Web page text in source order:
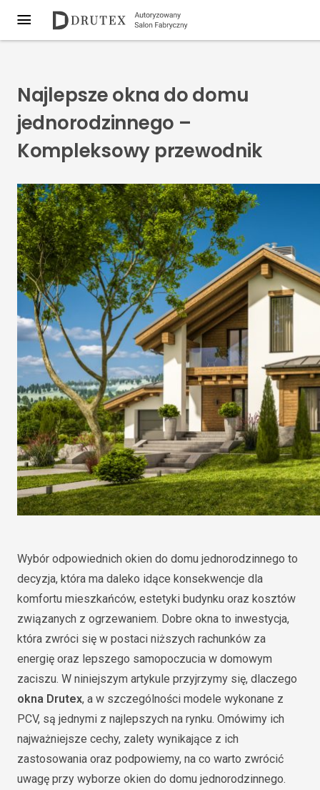
Najlepsze okna do domu
jednorodzinnego –
Kompleksowy przewodnik
Wybór odpowiednich okien do domu jednorodzinnego to
decyzja, która ma daleko idące konsekwencje dla
komfortu mieszkańców, estetyki budynku oraz kosztów
związanych z ogrzewaniem. Dobre okna to inwestycja,
która zwróci się w postaci niższych rachunków za
energię oraz lepszego samopoczucia w domowym
zaciszu. W niniejszym artykule przyjrzymy się, dlaczego
okna Drutex, a w szczególności modele wykonane z
PCV, są jednymi z najlepszych na rynku. Omówimy ich
najważniejsze cechy, zalety wynikające z ich
zastosowania oraz podpowiemy, na co warto zwrócić
uwagę przy wyborze okien do domu jednorodzinnego.